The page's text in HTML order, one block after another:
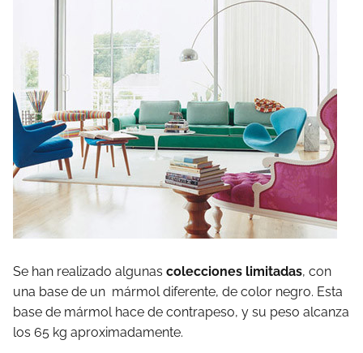
Se han realizado algunas colecciones limitadas, con
una base de un mármol diferente, de color negro. Esta
base de mármol hace de contrapeso, y su peso alcanza
los 65 kg aproximadamente.